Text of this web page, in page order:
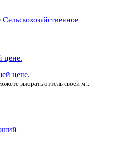
Сельскохозяйственное
цене.
выбрать оттель своей м...